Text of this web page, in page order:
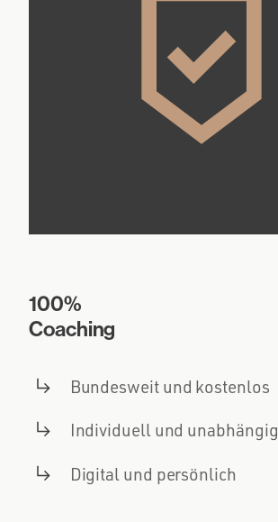
100%
Coaching
Bundesweit und kostenlos
Individuell und unabhängig
Digital und persönlich